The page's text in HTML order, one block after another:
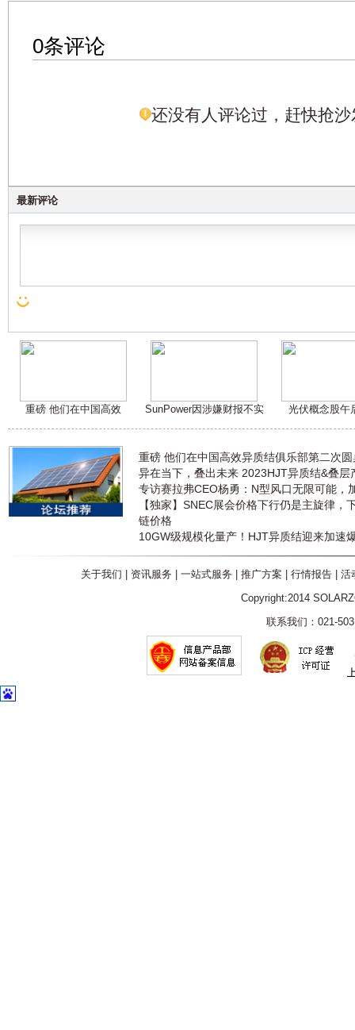
0条评论
还没有人评论过，赶快抢沙
最新评论
重磅 他们在中国高效 SunPower因涉嫌财报不实 光伏概念股午
重磅 他们在中国高效异质结俱乐部第二次
异在当下，叠出未来 2023HJT异质结&叠层
专访赛拉弗CEO杨勇：N型风口无限可能，
【独家】SNEC展会价格下行仍是主旋律，
链价格
10GW级规模化量产！HJT异质结迎来加速
关于我们 资讯服务 一站式服务 推广方案 行情报告| 活
Copyright:2014
联系我们：021-